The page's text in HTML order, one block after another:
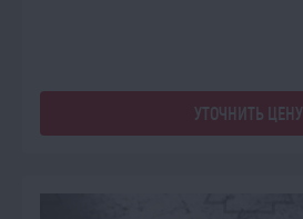
УТОЧНИТЬ ЦЕНУ